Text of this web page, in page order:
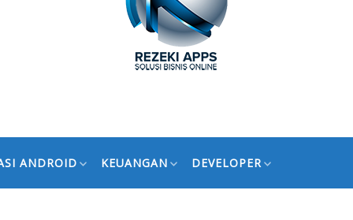
ANDROID KEUANGAN DEVELOPER